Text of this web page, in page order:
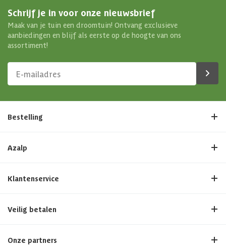
Schrijf je in voor onze nieuwsbrief
Maak van je tuin een droomtuin! Ontvang exclusieve
aanbiedingen en blijf als eerste op de hoogte van ons
assortiment!
Bestelling
Azalp
Klantenservice
Veilig betalen
Onze partners